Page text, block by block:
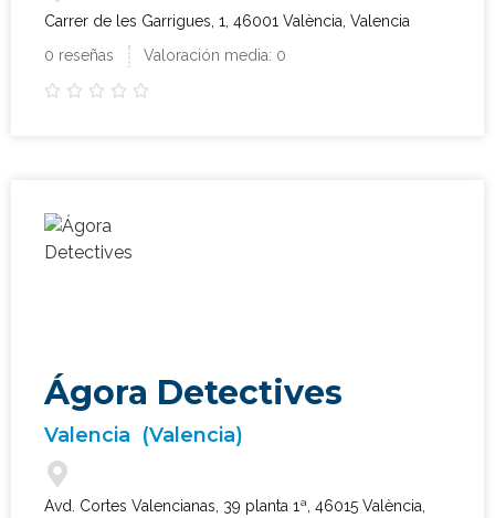
Carrer de les Garrigues, 1, 46001 València, Valencia
0 reseñas
Valoración media: 0
    
Ágora Detectives
Valencia (Valencia)
Avd. Cortes Valencianas, 39 planta 1ª, 46015 València,